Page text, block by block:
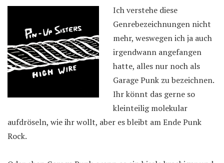
Ich verstehe diese
Genrebezeichnungen nicht
mehr, weswegen ich ja auch
irgendwann angefangen
hatte, alles nur noch als
Garage Punk zu bezeichnen.
Ihr könnt das gerne so
kleinteilig molekular
aufdröseln, wie ihr wollt, aber es bleibt am Ende Punk
Rock.